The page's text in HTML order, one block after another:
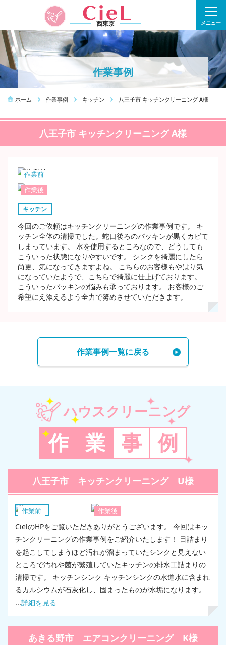
西東京 メニュー
作業事例
ホーム 作業事例 キッチン 八王子市 キッチンクリーニング A様
八王子市 キッチンクリーニング A様
作業前
作業後
キッチン
今回のご依頼はキッチンクリーニングの作業事例です。 キ
ッチン全体の清掃でした。蛇口後ろのパッキンが黒くカビて
しまっています。 水を使用するところなので、どうしても
こういった状態になりやすいです。 シンクを綺麗にしたら
尚更、気になってきますよね。 こちらのお客様もやはり気
になっていたようで、こちらで綺麗に仕上げております。
こういったパッキンの悩みも承っております。 お客様のご
希望にえ添えるよう全力で努めさせていただきます。
作業事例一覧に戻る
ハウスクリーニング
作 業 事 例
八王子市 キッチンクリーニング U様
作業前 作業後
キッチン
CielのHPをご覧いただきありがとうございます。 今回はキッ
チンクリーニングの作業事例をご紹介いたします！ 目詰まり
を起こしてしまうほど汚れが溜まっていたシンクと見えない
ところで汚れや菌が繁殖していたキッチンの排水工詰まりの
清掃です。 キッチンシンク キッチンシンクの水道水に含まれ
るカルシウムが石灰化し、固まったものが水垢になります。
...詳細を見る
あきる野市 エアコンクリーニング K様